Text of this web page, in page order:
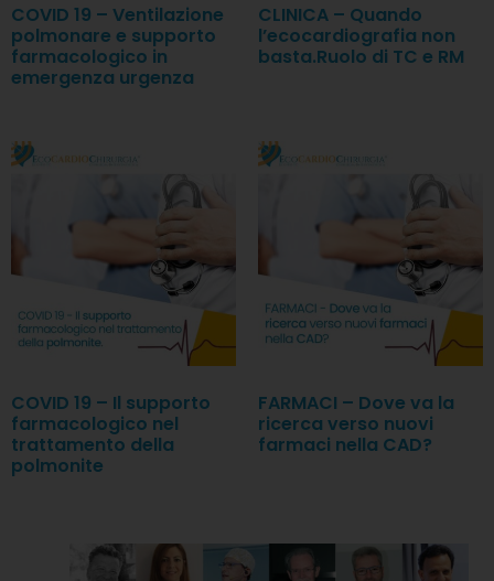
COVID 19 – Ventilazione
polmonare e supporto
farmacologico in
emergenza urgenza
CLINICA – Quando
l’ecocardiografia non
basta.Ruolo di TC e RM
COVID 19 – Il supporto
farmacologico nel
trattamento della
polmonite
FARMACI – Dove va la
ricerca verso nuovi
farmaci nella CAD?